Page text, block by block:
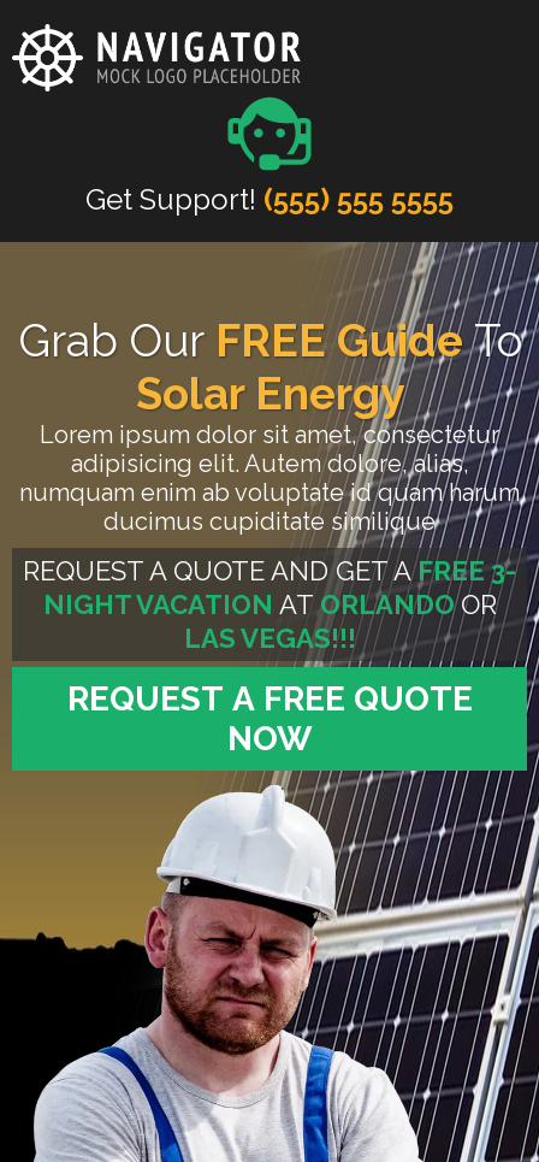
Get Support! (555) 555 5555
Grab OurFREE GuideTo
Solar Energy
Lorem ipsum dolor sit amet, consectetur
adipisicing elit. Autem dolore, alias,
numquam enim ab voluptate id quam harum
ducimus cupiditate similique
REQUEST A QUOTE AND GET AFREE 3-
NIGHT VACATION ATORLANDOOR
LAS VEGAS!!!
REQUEST A FREE QUOTE
NOW